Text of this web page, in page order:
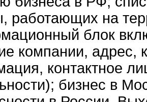
работающих на
блок
компании, адрес,
контактное
бизнес в